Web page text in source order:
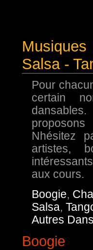
Salsa -
Pour
certain
Nhésitez
artistes,
aux cours.
Boogie,
Salsa,
Autres
Boogie